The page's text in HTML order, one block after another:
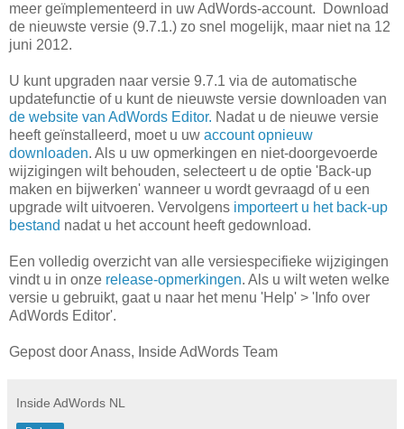
meer geïmplementeerd in uw AdWords-account. Download
de nieuwste versie (9.7.1.) zo snel mogelijk, maar niet na 12
juni 2012.
U kunt upgraden naar versie 9.7.1 via de automatische
updatefunctie of u kunt de nieuwste versie downloaden van
de website van AdWords Editor. Nadat u de nieuwe versie
heeft geïnstalleerd, moet u uw account opnieuw
downloaden. Als u uw opmerkingen en niet-doorgevoerde
wijzigingen wilt behouden, selecteert u de optie 'Back-up
maken en bijwerken' wanneer u wordt gevraagd of u een
upgrade wilt uitvoeren. Vervolgens importeert u het back-up
bestand nadat u het account heeft gedownload.
Een volledig overzicht van alle versiespecifieke wijzigingen
vindt u in onze release-opmerkingen. Als u wilt weten welke
versie u gebruikt, gaat u naar het menu 'Help' > 'Info over
AdWords Editor'.
Gepost door Anass, Inside AdWords Team
Inside AdWords NL